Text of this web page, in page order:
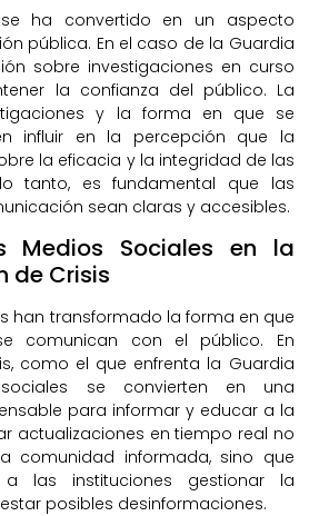
ha convertido en un aspecto
pública. En el caso de la Guardia
sobre investigaciones en curso
la confianza del público. La
y la forma en que se
influir en la percepción que la
la eficacia y la integridad de las
tanto, es fundamental que las
sean claras y accesibles.
Medios Sociales en la
de Crisis
han transformado la forma en que
comunican con el público. En
como el que enfrenta la Guardia
se convierten en una
para informar y educar a la
actualizaciones en tiempo real no
comunidad informada, sino que
las instituciones gestionar la
posibles desinformaciones.